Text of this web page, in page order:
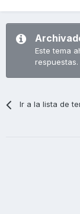
Este tema
respuestas.
Ir a la lista de